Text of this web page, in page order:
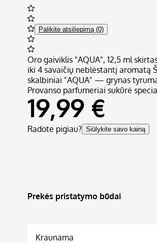
Palikite atsiliepimą (0)
Oro gaiviklis "AQUA", 12,5 ml
iki 4 savaičių neblėstantį aromatą
skalbiniai "AQUA" — grynas
Provanso parfumeriai sukūrė
19,99 €
Radote pigiau? Siūlykite savo kainą
Prekės pristatymo būdai
Kraunama